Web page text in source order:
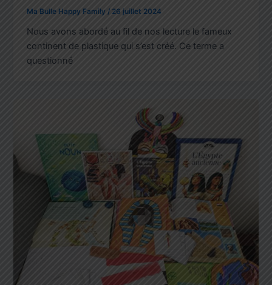
Ma Bulle Happy Family/ 26 juillet 2024
Nous avons abordé au fil de nos lecture le fameux
continent de plastique qui s’est créé. Ce terme a
questionné